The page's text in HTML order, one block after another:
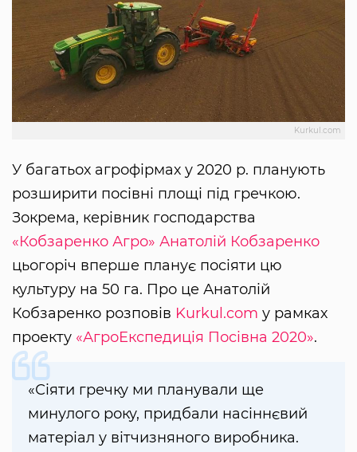
Kurkul.com
У багатьох агрофірмах у 2020 р. планують
розширити посівні площі під гречкою.
Зокрема, керівник господарства
«Кобзаренко Агро» Анатолій Кобзаренко
цьогоріч вперше планує посіяти цю
культуру на 50 га. Про це Анатолій
Кобзаренко розповів Kurkul.com у рамках
проекту «АгроЕкспедиція Посівна 2020».
«Сіяти гречку ми планували ще
минулого року, придбали насіннєвий
матеріал у вітчизняного виробника.